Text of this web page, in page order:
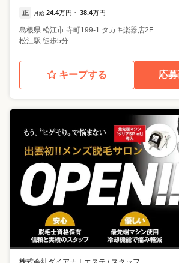
正 月給 24.4万円 ~ 38.4万円
島根県 松江市 寺町199-1 タカキ楽器店2F
松江駅 徒歩5分
キープする 応